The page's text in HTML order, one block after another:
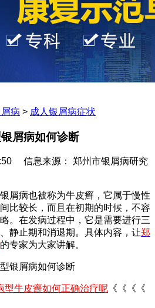
病 > 成人银屑病症状
屑病如何诊断
信息来源： 郑州市银屑病研究
银屑病也被称为牛皮癣，它属于慢性
比较长，而且在初期的时候，不容
。在发病过程中，它是需要进行三
静止期和消退期。具体内容，让郑
的专家为大家讲解。
型牛皮癣如何正确治疗呢 《《《《